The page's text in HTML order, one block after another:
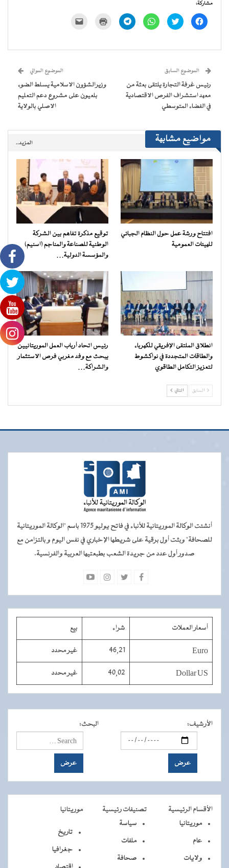
مشاركة:
انقر
للمشاركة
في
اضغط
للمشاركة
في
انقر
للمشاركة
في
انقر
للمشاركة
في
للطباعة
جديدة) الإلكتروني
نافذة
جديدة)
الموضوع السابق
رئيس غرفة التجارة يلتقى بعثة من
معهد استشراف الفرص الاقتصادية
في الفضاء المتوسطي
الموضوع الموالي
وزيرالشؤون الاسلامية يسلط الضوء
بلعيون على مشروع دعم التعليم
الاصلي بالولاية
مواضيع مشابهة المزيد..
افتتاح ورشة عمل حول النظام الجبائي
للهيئات العمومية
توقيع مذكرة تفاهم بين الشركة
الوطنية للصناعة والمناجم (اسنيم)
والمؤسسة الدولية…
انطلاق الملتقى الإفريقي للكهرباء
والطاقات المتجددة في نواكشوط
لتعزيز التكامل الطاقوي
رئيس اتحاد أرباب العمل الموريتانيين
يبحث مع وفد مغربي فرص الاستثمار
والشراكة…
السابق التالي
أنشئت الوكالة الموريتانية للأنباء في فاتح يوليو 1975 باسم "الوكالة الموريتانية
للصحافة" وبثت أول برقية على شريطها الإخباري في نفس اليوم و بالتزامن مع
صدور أول عدد من جريدة الشعب بطبعتيها العربية والفرنسية.
أسعار العملات شراء بيع
Euro
46,21 غير محدد
Dollar US
40,02 غير محدد
الأرشيف: البحث:
الأقسام الرئيسية تصنيفات رئيسية
موريتانيا
موريتانيا
عام
ولايات
سياسة
ملفات
صحافة
تاريخ
جغرافيا